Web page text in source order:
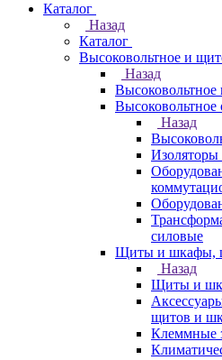
Каталог
Назад
Каталог
Высоковольтное и
Назад
Высоковольтное
Высоковольтное
Назад
Изоляторы
силовые
Щиты и шкафы,
Назад
Щиты и
щитов и
Клеммные